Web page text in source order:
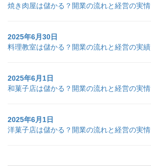
焼き肉屋は儲かる？開業の流れと経営の実情
2025年6月30日
料理教室は儲かる？開業の流れと経営の実績
2025年6月1日
和菓子店は儲かる？開業の流れと経営の実情
2025年6月1日
洋菓子店は儲かる？開業の流れと経営の実情